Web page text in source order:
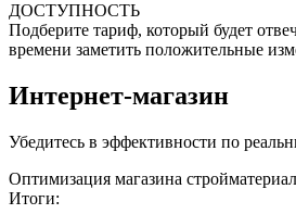
ДОСТУПНОСТЬ
Подберите тариф, который будет
времени заметить положительные
Интернет-магазин
Убедитесь в эффективности по
Оптимизация магазина
Итоги: